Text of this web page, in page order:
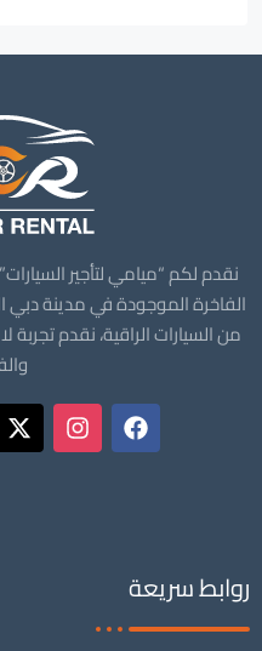
نقدم لكم “ميامي لتأجير
الفاخرة الموجودة في مدينة دبي
من السيارات الراقية، نقدم تجربة
روابط سريعة